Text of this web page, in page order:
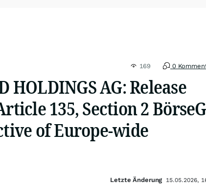
169 0
HOLDINGS AG: Release
135, Section 2 BörseG
of Europe-wide
Letzte Änderung 15.05.2026,